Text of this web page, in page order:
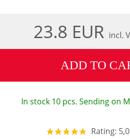
23.8 EUR incl.
ADD TO
In stock 10 pcs. Sending on
Rating: